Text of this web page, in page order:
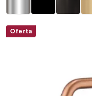
Oferta